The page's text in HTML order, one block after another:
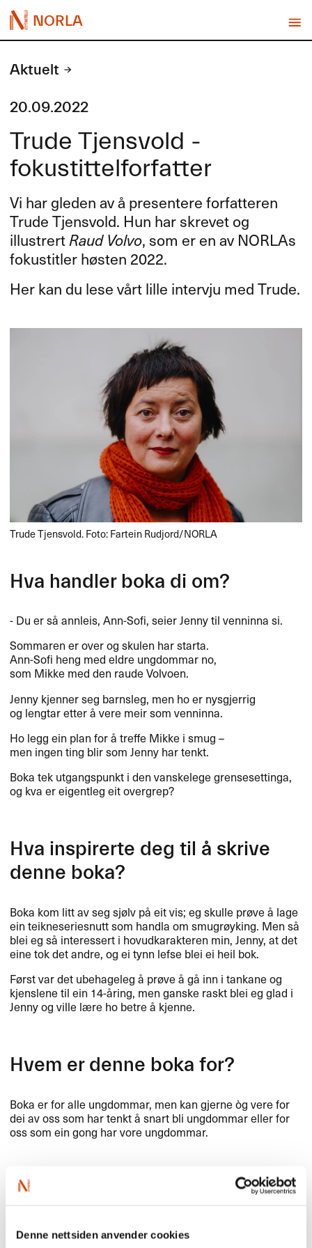
Denne nettsiden anvender cookies
NORLA
Aktuelt
20.09.2022
Trude Tjensvold -
fokustittelforfatter
Vi har gleden av å presentere forfatteren
Trude Tjensvold. Hun har skrevet og
illustrertRaud Volvo, som er en av NORLAs
fokustitler høsten 2022.
Her kan du lese vårt lille intervju med Trude.
Trude Tjensvold. Foto: Fartein Rudjord/NORLA
Hva handler boka di om?
- Du er så annleis, Ann-Sofi, seier Jenny til venninna si.
Sommaren er over og skulen har starta.
Ann-Sofi heng med eldre ungdommar no,
som Mikke med den raude Volvoen.
Jenny kjenner seg barnsleg, men ho er nysgjerrig
og lengtar etter å vere meir som venninna.
Ho legg ein plan for å treffe Mikke i smug –
men ingen ting blir som Jenny har tenkt.
Boka tek utgangspunkt i den vanskelege grensesettinga,
og kva er eigentleg eit overgrep?
Hva inspirerte deg til å skrive
denne boka?
Boka kom litt av seg sjølv på eit vis; eg skulle prøve å lage
ein teikneseriesnutt som handla om smugrøyking. Men så
blei eg så interessert i hovudkarakteren min, Jenny, at det
eine tok det andre, og ei tynn lefse blei ei heil bok.
Først var det ubehageleg å prøve å gå inn i tankane og
kjenslene til ein 14-åring, men ganske raskt blei eg glad i
Jenny og ville lære ho betre å kjenne.
Hvem er denne boka for?
Boka er for alle ungdommar, men kan gjerne òg vere for
dei av oss som har tenkt å snart bli ungdommar eller for
oss som ein gong har vore ungdommar.
Omslag